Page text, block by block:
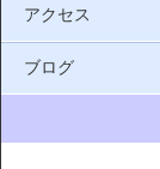
アクセス
ブログ